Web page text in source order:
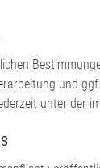
und
unter der